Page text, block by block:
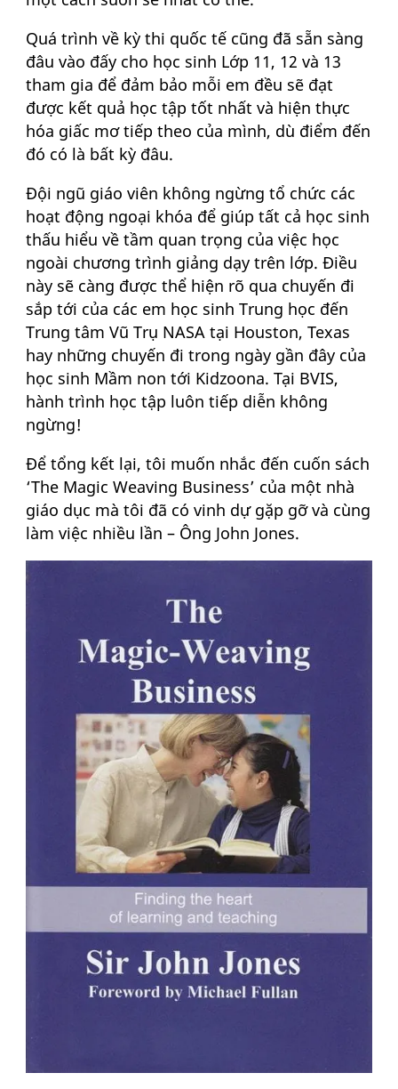
Quá trình về kỳ thi quốc tế cũng đã sẵn sàng
đâu vào đấy cho học sinh Lớp 11, 12 và 13
tham gia để đảm bảo mỗi em đều sẽ đạt
được kết quả học tập tốt nhất và hiện thực
hóa giấc mơ tiếp theo của mình, dù điểm đến
đó có là bất kỳ đâu.
Đội ngũ giáo viên không ngừng tổ chức các
hoạt động ngoại khóa để giúp tất cả học sinh
thấu hiểu về tầm quan trọng của việc học
ngoài chương trình giảng dạy trên lớp. Điều
này sẽ càng được thể hiện rõ qua chuyến đi
sắp tới của các em học sinh Trung học đến
Trung tâm Vũ Trụ NASA tại Houston, Texas
hay những chuyến đi trong ngày gần đây của
học sinh Mầm non tới Kidzoona. Tại BVIS,
hành trình học tập luôn tiếp diễn không
ngừng!
Để tổng kết lại, tôi muốn nhắc đến cuốn sách
‘The Magic Weaving Business’ của một nhà
giáo dục mà tôi đã có vinh dự gặp gỡ và cùng
làm việc nhiều lần – Ông John Jones.